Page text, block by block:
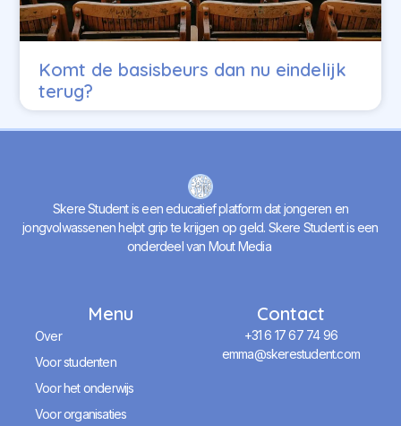
Komt de basisbeurs dan nu eindelijk
terug?
Skere Student is een educatief platform dat jongeren en
jongvolwassenen helpt grip te krijgen op geld. Skere Student is een
onderdeel van Mout Media
Menu
Over
Voor studenten
Voor het onderwijs
Voor organisaties
Contact
+31 6 17 67 74 96
emma@skerestudent.com